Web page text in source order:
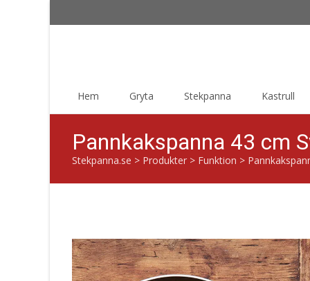
Hem Gryta Stekpanna Kastrull
Pannkakspanna 43 cm
Stekpanna.se > Produkter > Funktion >